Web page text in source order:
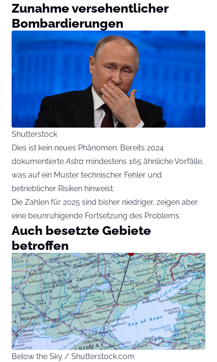
Zunahme versehentlicher
Bombardierungen
Shutterstock
Dies ist kein neues Phänomen: Bereits 2024
dokumentierteAstra mindestens 165 ähnliche Vorfälle,
was auf ein Muster technischer Fehler und
betrieblicher Risiken hinweist.
Die Zahlen für 2025 sind bisher niedriger, zeigen aber
eine beunruhigende Fortsetzung des Problems.
Auch besetzte Gebiete
betroffen
Below the Sky / Shutterstock.com